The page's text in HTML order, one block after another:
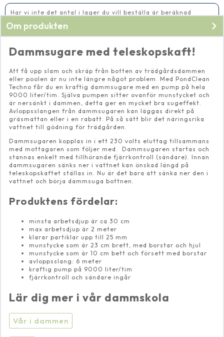
Har vi inte det antal i lager du vill beställa är beräknad
Om produkten
Dammsugare med teleskopskaft!
Att få upp slam och skräp från botten av trädgårdsdammen
eller poolen är nu inte längre något problem. Med PondClean
Techno får du en kraftig dammsugare med en pump på hela
9000 liter/tim. Själva pumpen sitter ovanför munstycket och
är nersänkt i dammen, detta ger en mycket bra sugeffekt.
Avloppsslangen från dammsugaren kan läggas direkt på
gräsmattan eller i en rabatt. På så sätt blir det näringsrika
vattnet till gödning för trädgården.
Dammsugaren kopplas in i ett 230 volts eluttag tillsammans
med mottagaren som följer med. Dammsugaren startas och
stannas enkelt med tillhörande fjärrkontroll (sändare). Innan
dammsugaren sänks ner i vattnet kan önskad längd på
teleskopskaftet ställas in. Nu är det bara att sänka ner den i
vattnet och börja dammsuga bottnen.
Produktens fördelar:
minsta arbetsdjup är ca 30 cm
max arbetsdjup är 2 meter
klarar partiklar upp till 25 mm
munstycke som är 23 cm brett, med borstar och hjul
munstycke som är 10 cm bett och försett med borstar
avloppsslang: 6 meter
kraftig pump på 9000 liter/tim
fjärrkontroll och sändare ingår
Lär dig mer i vår dammskola
Vår i dammen